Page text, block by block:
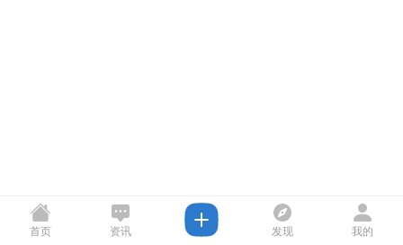
首页 资讯 发现 我的